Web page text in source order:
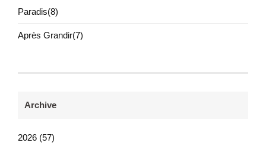
Paradis(8)
Après Grandir(7)
Archive
2026 (57)